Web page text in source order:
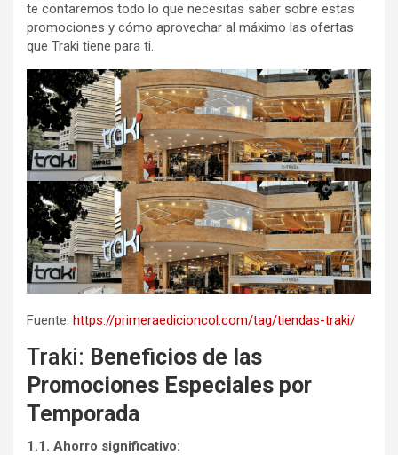
te contaremos todo lo que necesitas saber sobre estas
promociones y cómo aprovechar al máximo las ofertas
que Traki tiene para ti.
Fuente: https://primeraedicioncol.com/tag/tiendas-traki/
Traki: Beneficios de las
Promociones Especiales por
Temporada
1.1. Ahorro significativo: